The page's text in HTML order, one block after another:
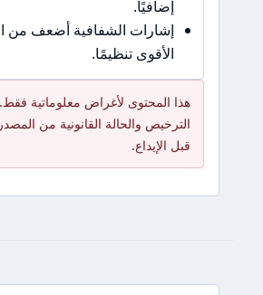
إشارات الشفافية أضعف من الوسطاء
الأقوى تنظيمًا.
هذا المحتوى لأغراض معلوماتية فقط. تحقق من
الترخيص والحالة القانونية من المصدر الرسمي
قبل الإيداع.